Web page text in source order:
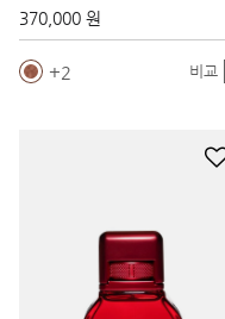
370,000 원
2 비교